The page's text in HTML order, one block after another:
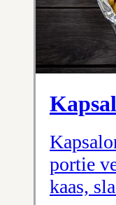
portie
kaas,